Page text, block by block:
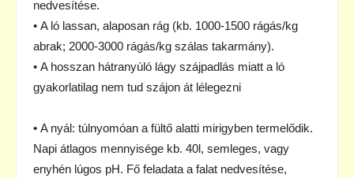
nedvesítése.
• A ló lassan, alaposan rág (kb. 1000-1500 rágás/kg
abrak; 2000-3000 rágás/kg szálas takarmány).
• A hosszan hátranyúló lágy szájpadlás miatt a ló
gyakorlatilag nem tud szájon át lélegezni
• A nyál: túlnyomóan a fültő alatti mirigyben termelődik.
Napi átlagos mennyisége kb. 40l, semleges, vagy
enyhén lúgos pH. Fő feladata a falat nedvesítése,